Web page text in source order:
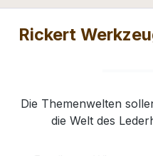
Rickert
Die Themenwelten
die Welt des